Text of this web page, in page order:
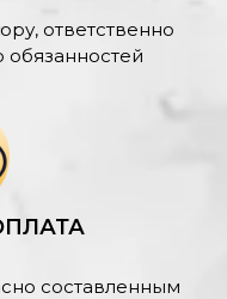
ответственно
составленным